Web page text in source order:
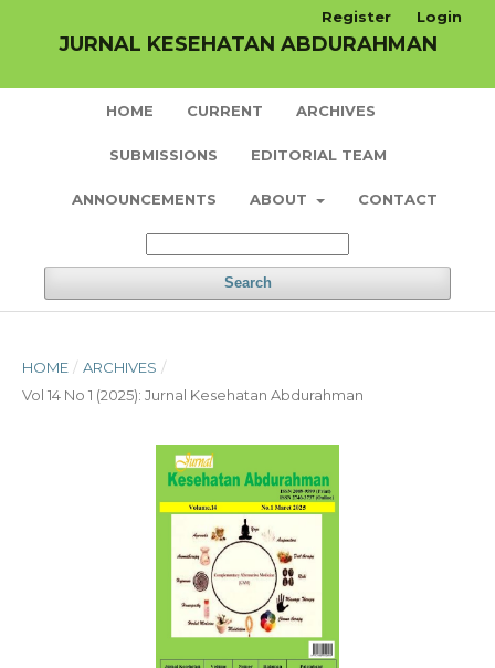
JURNAL KESEHATAN ABDURAHMAN
HOME CURRENT ARCHIVES
SUBMISSIONS EDITORIAL TEAM
ANNOUNCEMENTS ABOUT CONTACT
Search
Register Login
HOME / ARCHIVES /
Vol 14 No 1 (2025): Jurnal Kesehatan Abdurahman